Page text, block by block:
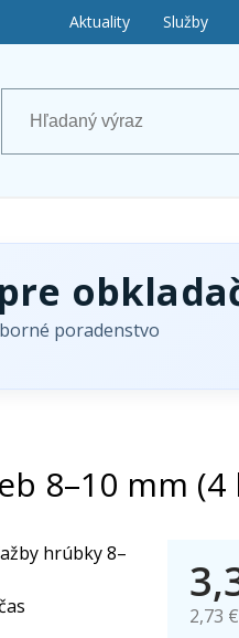
Aktuality Služby
poradenstvo
8–10 mm (4
2,73 €
hrúbky 8–